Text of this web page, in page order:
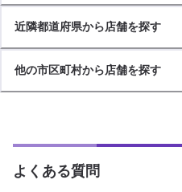
近隣都道府県から店舗を探す
他の市区町村から店舗を探す
よくある質問